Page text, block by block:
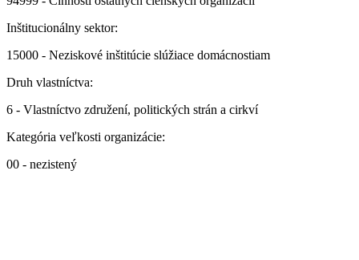
Inštitucionálny sektor:
15000 - Neziskové inštitúcie slúžiace domácnostiam
Druh vlastníctva:
6 - Vlastníctvo združení, politických strán a cirkví
Kategória veľkosti organizácie:
00 - nezistený